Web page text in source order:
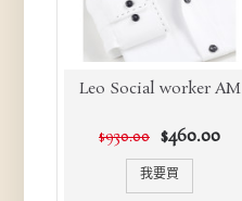
Leo Social worker AM
$930.00 $460.00
我要買